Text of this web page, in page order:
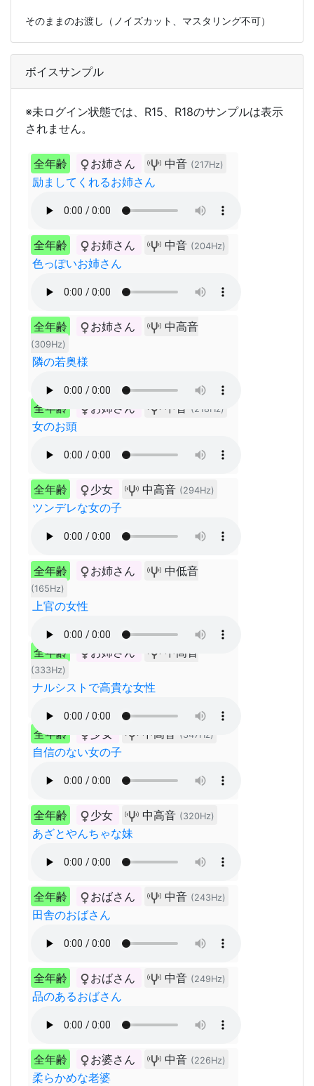
そのままのお渡し（ノイズカット、マスタリング不可）
ボイスサンプル
※未ログイン状態では、R15、R18のサンプルは表示
されません。
全年齢 お姉さん 中音 (217Hz)
励ましてくれるお姉さん
全年齢 お姉さん 中音 (204Hz)
色っぽいお姉さん
全年齢 お姉さん 中高音
(309Hz)
隣の若奥様
全年齢 お姉さん 中音 (218Hz)
女のお頭
全年齢 少女 中高音 (294Hz)
ツンデレな女の子
全年齢 お姉さん 中低音
(165Hz)
上官の女性
全年齢 お姉さん 中高音
(333Hz)
ナルシストで高貴な女性
全年齢 少女 中高音 (347Hz)
自信のない女の子
全年齢 少女 中高音 (320Hz)
あざとやんちゃな妹
全年齢 おばさん 中音 (243Hz)
田舎のおばさん
全年齢 おばさん 中音 (249Hz)
品のあるおばさん
全年齢 お婆さん 中音 (226Hz)
柔らかめな老婆